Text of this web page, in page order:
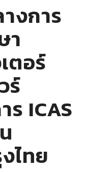
งการ
า
ตอร์
ร์
ร ICAS
ไทย